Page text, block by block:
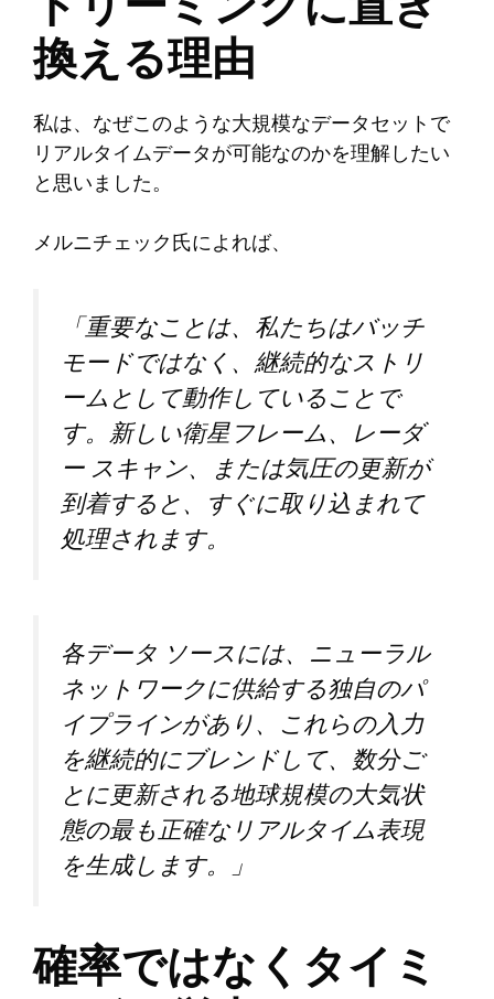
換える理由
私は、なぜこのような大規模なデータセットで
リアルタイムデータが可能なのかを理解したい
と思いました。
メルニチェック氏によれば、
「重要なことは、私たちはバッチ
モードではなく、継続的なストリ
ームとして動作していることで
す。新しい衛星フレーム、レーダ
ー スキャン、または気圧の更新が
到着すると、すぐに取り込まれて
処理されます。
各データ ソースには、ニューラル
ネットワークに供給する独自のパ
イプラインがあり、これらの入力
を継続的にブレンドして、数分ご
とに更新される地球規模の大気状
態の最も正確なリアルタイム表現
を生成します。」
確率ではなくタイミ